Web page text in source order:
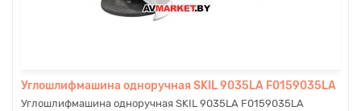
Углошлифмашина одноручная SKIL 9035LA F0159035LA
Углошлифмашина одноручная SKIL 9035LA F0159035LA